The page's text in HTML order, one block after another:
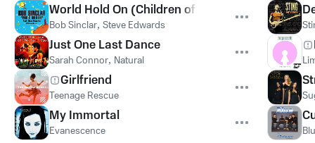
World Hold On (Children of the Sky)
Bob Sinclar, Steve Edwards
Just One Last Dance
Sarah Connor, Natural
Girlfriend
Teenage Rescue
My Immortal
Evanescence